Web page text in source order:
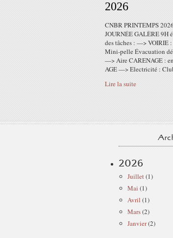
2026
CNBR PRINTEMPS
JOURNÉE GALÈRE 9H
des tâches : —> VOIRIE
Mini-pelle Évacuation
—> Aire CARENAGE :
AGE —> Electricité :
Lire la suite
2026
Juillet(1)
Mai (1)
Avril (1)
Mars(2)
Janvier(2)